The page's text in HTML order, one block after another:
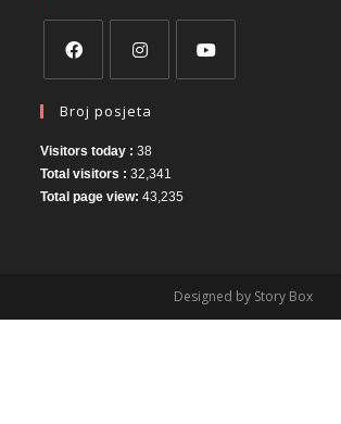
Broj posjeta
Visitors today :38
Total visitors :32,341
Total page view:43,235
Designed by Story Box